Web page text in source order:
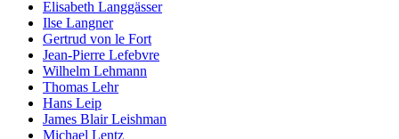
Elisabeth Langgässer
Ilse Langner
Gertrud von le Fort
Jean-Pierre Lefebvre
Wilhelm Lehmann
Thomas Lehr
Hans Leip
James Blair Leishman
Michael Lentz